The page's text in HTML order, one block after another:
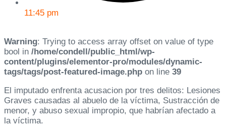
11:45 pm
Warning: Trying to access array offset on value of type
bool in /home/condell/public_html/wp-
content/plugins/elementor-pro/modules/dynamic-
tags/tags/post-featured-image.php on line 39
El imputado enfrenta acusacion por tres delitos: Lesiones
Graves causadas al abuelo de la víctima, Sustracción de
menor, y abuso sexual impropio, que habrían afectado a
la víctima.